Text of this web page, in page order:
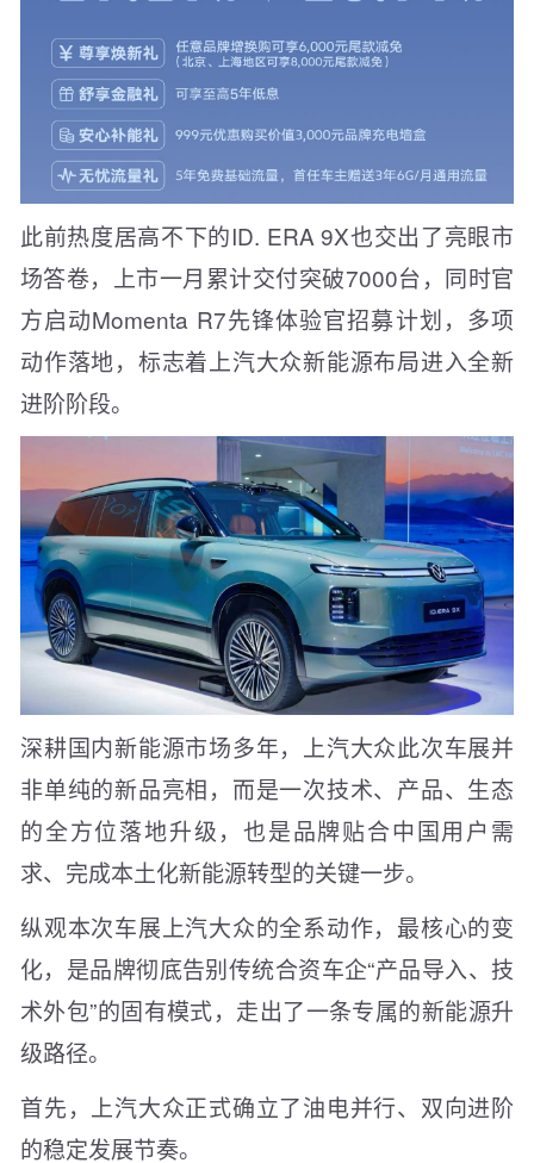
此前热度居高不下的ID. ERA 9X也交出了亮眼市
场答卷，上市一月累计交付突破7000台，同时官
方启动Momenta R7先锋体验官招募计划，多项
动作落地，标志着上汽大众新能源布局进入全新
进阶阶段。
深耕国内新能源市场多年，上汽大众此次车展并
非单纯的新品亮相，而是一次技术、产品、生态
的全方位落地升级，也是品牌贴合中国用户需
求、完成本土化新能源转型的关键一步。
纵观本次车展上汽大众的全系动作，最核心的变
化，是品牌彻底告别传统合资车企“产品导入、技
术外包”的固有模式，走出了一条专属的新能源升
级路径。
首先，上汽大众正式确立了油电并行、双向进阶
的稳定发展节奏。